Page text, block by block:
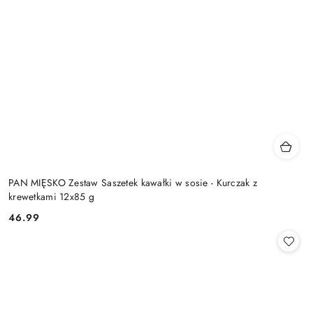
PAN MIĘSKO Zestaw Saszetek kawałki w sosie - Kurczak z
krewetkami 12x85 g
Cena:
46.99